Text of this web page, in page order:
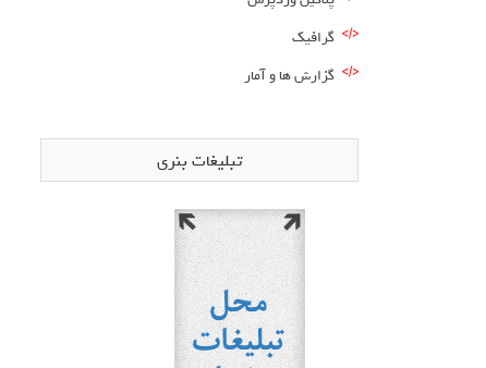
گرافیک
گزارش ها و آمار
تبلیغات بنری